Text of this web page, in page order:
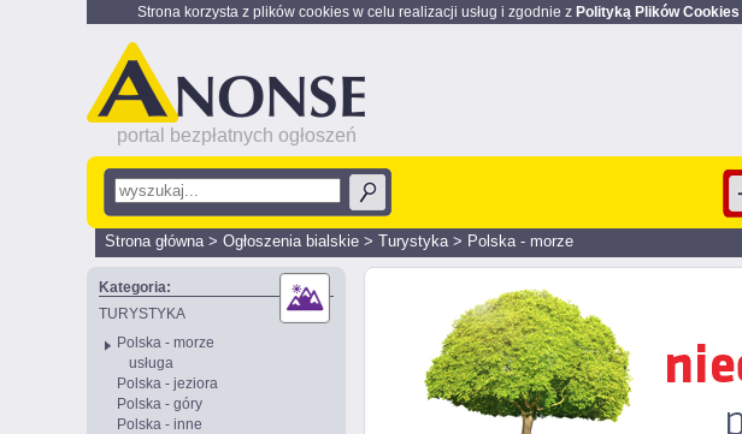
Strona korzysta z plików cookies w celu realizacji usług i zgodnie z Polityką Plików Cookies
portal bezpłatnych ogłoszeń
Strona główna> Ogłoszenia bialskie > Turystyka> Polska - morze
Kategoria:
TURYSTYKA
Polska - morze
usługa
Polska - jeziora
Polska - góry
Polska - inne